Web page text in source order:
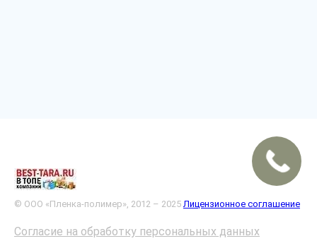
© ООО «Пленка-полимер», 2012 – 2025 Лицензионное соглашение
Согласие на обработку персональных данных